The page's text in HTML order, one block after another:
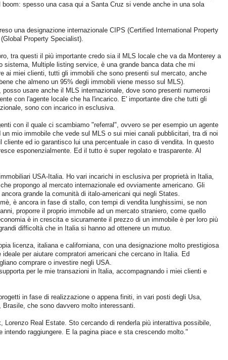
spesso una casa qui a Santa Cruz si vende anche in una sola
una designazione internazionale CIPS (Certified International Property
Property Specialist).
tra questi il più importante credo sia il MLS locale che va da Monterey a
Multiple listing service, è una grande banca data che mi
ai miei clienti, tutti gli immobili che sono presenti sul mercato, anche
che almeno un 95% degli immobili viene messo sul MLS).
usare anche il MLS internazionale, dove sono presenti numerosi
con l'agente locale che ha l'incarico. E' importante dire che tutti gli
sono con incarico in esclusiva.
con il quale ci scambiamo "referral", ovvero se per esempio un agente
mio immobile che vede sul MLS o sui miei canali pubblicitari, tra di noi
ed io garantisco lui una percentuale in caso di vendita. In questo
esponenzialmente. Ed il tutto è super regolato e trasparente. Al
USA-Italia. Ho vari incarichi in esclusiva per proprietà in Italia,
propongo al mercato internazionale ed ovviamente americano. Gli
grande la comunità di italo-americani qui negli States.
è ancora in fase di stallo, con tempi di vendita lunghissimi, se non
proporre il proprio immobile ad un mercato straniero, come quello
è in crescita e sicuramente il prezzo di un immobile è per loro più
difficoltà che in Italia si hanno ad ottenere un mutuo.
licenza, italiana e californiana, con una designazione molto prestigiosa
per aiutare compratori americani che cercano in Italia. Ed
comprare o investire negli USA.
per le mie transazioni in Italia, accompagnando i miei clienti e
in fase di realizzazione o appena finiti, in vari posti degli Usa,
che sono davvero molto interessanti.
Lorenzo Real Estate. Sto cercando di renderla più interattiva possibile,
raggiungere. E la pagina piace e sta crescendo molto."